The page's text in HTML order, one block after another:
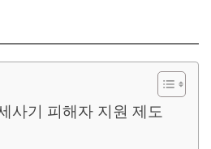
사기 피해자 지원 제도